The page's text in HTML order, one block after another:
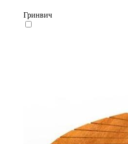
Гринвич